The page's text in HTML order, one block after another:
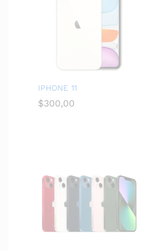
IPHONE 11
$300,00
$300,00